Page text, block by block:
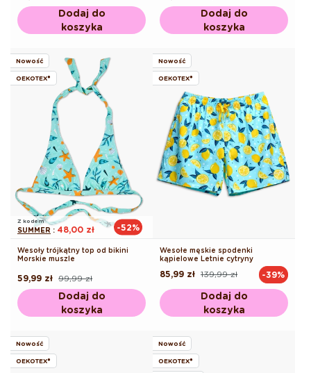
regularna
promocyjna
Dodaj do
koszyka
regularna
promocyjna
Dodaj do
koszyka
Nowość
OEKOTEX®
Z kodem
SUMMER : 48,00 zł -52%
Wesoły trójkątny top od bikini
Morskie muszle
Cena
regularna
99,99 zł
Cena
promocyjna
59,99 zł
Dodaj do
koszyka
Nowość
OEKOTEX®
Wesołe męskie spodenki
kąpielowe Letnie cytryny
Cena
139,99 zł
Cena
85,99 zł -39%
Dodaj do
koszyka
Nowość
OEKOTEX®
Nowość
OEKOTEX®